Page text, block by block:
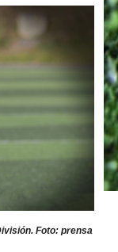
Foto: prensa